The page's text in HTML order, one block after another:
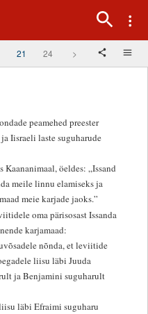
21 24 >
peamehed preester
Iisraeli laste suguharude
öeldes: „Issand
meile linnu elamiseks ja
meie karjade jaoks.”
oma pärisosast Issanda
karjamaad:
nõnda, et leviitide
liisu läbi Juuda
ja Benjamini suguharult
läbi Efraimi suguharu